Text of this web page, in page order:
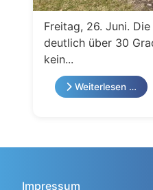
Freitag, 26. Juni.
deutlich über 30
kein...
Weiterlesen …
Impressum